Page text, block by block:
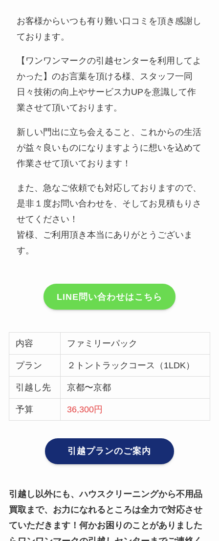
お客様からいつも有り難い口コミを頂き感謝し
ております。
【ワンワンマークの引越センターを利用してよ
かった】のお言葉を頂ける様、スタッフ一同
日々技術の向上やサービス力UPを意識して作
業させて頂いております。
新しい門出に立ち会えること、これからの生活
が益々良いものになりますように想いを込めて
作業させて頂いております！
また、急なご依頼でも対応しておりますので、
是非１度お問い合わせを、そしてお見積もりさ
せてください！
皆様、ご利用頂き本当にありがとうございま
す。
LINE問い合わせはこちら
内容 ファミリーパック
プラン ２トントラックコース（1LDK）
引越し先 京都〜京都
予算 36,300円
引越プランのご案内
引越し以外にも、ハウスクリーニングから不用品
買取まで、お力になれるところは全力で対応させ
ていただきます！何かお困りのことがありました